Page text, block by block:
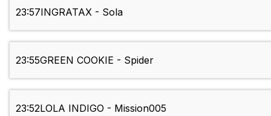
23:57INGRATAX - Sola
23:55GREEN COOKIE - Spider
23:52LOLA INDIGO - Mission005